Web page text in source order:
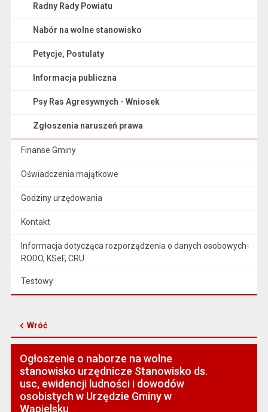
Radny Rady Powiatu
Nabór na wolne stanowisko
Petycje, Postulaty
Informacja publiczna
Psy Ras Agresywnych - Wniosek
Zgłoszenia naruszeń prawa
Finanse Gminy
Oświadczenia majątkowe
Godziny urzędowania
Kontakt
Informacja dotycząca rozporządzenia o danych osobowych-
RODO, KSeF, CRU.
Testowy
Wróć
Ogłoszenie o naborze na wolne
stanowisko urzędnicze Stanowisko ds.
usc, ewidencji ludności i dowodów
osobistych w Urzędzie Gminy w
Wąpielsku